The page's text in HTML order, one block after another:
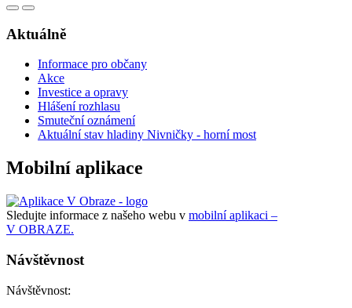
Aktuálně
Informace pro občany
Akce
Investice a opravy
Hlášení rozhlasu
Smuteční oznámení
Aktuální stav hladiny Nivničky - horní most
Mobilní aplikace
Sledujte informace z našeho webu v mobilní aplikaci –
V OBRAZE.
Návštěvnost
Návštěvnost: